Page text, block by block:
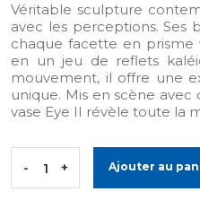
Véritable sculpture
avec les perceptions. Ses
chaque facette en prisme
en un jeu de reflets
mouvement, il offre une
unique. Mis en scène avec
vase Eye II révèle toute la
- + Ajouter au